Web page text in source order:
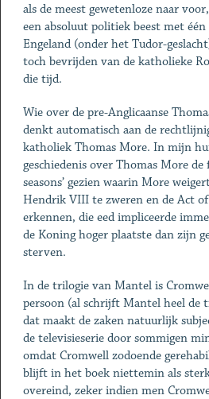
als de meest gewetenloze naar
een absoluut politiek beest met één
Engeland (onder het Tudor-
toch bevrijden van de katholieke
die tijd.
Wie over de pre-Anglicaanse
denkt automatisch aan de
katholiek Thomas More. In mijn
geschiedenis over Thomas More
seasons’ gezien waarin More
Hendrik VIII te zweren en de Act of
erkennen, die eed impliceerde
de Koning hoger plaatste dan zijn
sterven.
In de trilogie van Mantel is
persoon (al schrijft Mantel heel de
dat maakt de zaken natuurlijk
de televisieserie door sommigen
omdat Cromwell zodoende
blijft in het boek niettemin als
overeind, zeker indien men